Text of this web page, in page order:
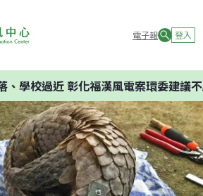
電子報 登入
近 彰化福漢風電案環委建議不應開發